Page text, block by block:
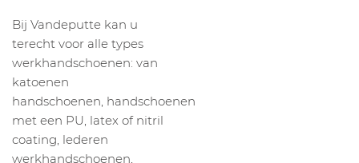
Bij Vandeputte kan u
terecht voor alle types
werkhandschoenen: van
katoenen
handschoenen, handschoenen
met een PU, latex of nitril
coating, lederen
werkhandschoenen,